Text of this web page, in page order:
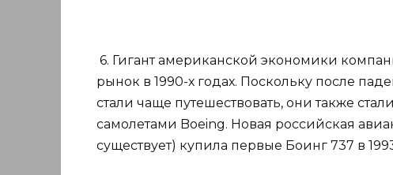
6. Гигант американской экономики
рынок в 1990-х годах. Поскольку после
стали чаще путешествовать, они также
самолетами Boeing. Новая российская
существует) купила первые Боинг 737 в